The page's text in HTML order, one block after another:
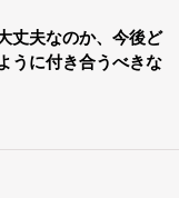
丈夫なのか、今後ど
うに付き合うべきな